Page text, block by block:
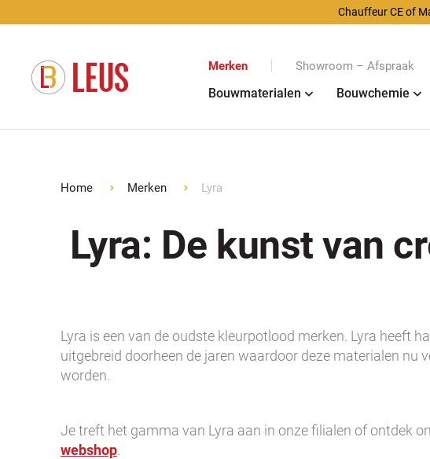
Chauffeur CE of
Merken Showroom – Afspraak
Bouwmaterialen Bouwchemie
Home Merken Lyra
Lyra: De kunst van
Lyra is een van de oudste kleurpotlood merken. Lyra heeft
uitgebreid doorheen de jaren waardoor deze materialen nu
worden.
Je treft het gamma van Lyra aan in onze filialen of ontdek
webshop.